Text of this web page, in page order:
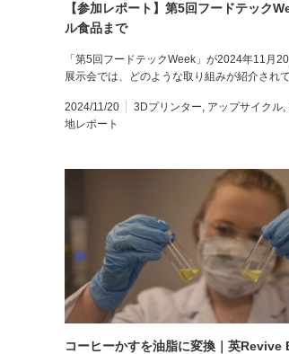
【参加レポート】第5回フードテック
ル食品まで
「第5回フードテックWeek」が2024年11月
展示会では、どのような取り組みが紹介さ
2024/11/20 3Dプリンター, アップサイクル,
地レポート
コーヒーかすを油脂に変換｜英Revive